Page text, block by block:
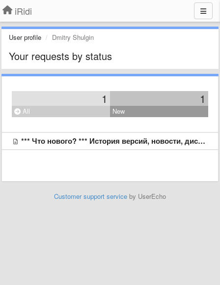
iRidi
User profile Dmitry Shulgin
Your requests by status
1 1
All New
*** Что нового? *** История версий, новости, дистрибутивы
Customer support service by UserEcho